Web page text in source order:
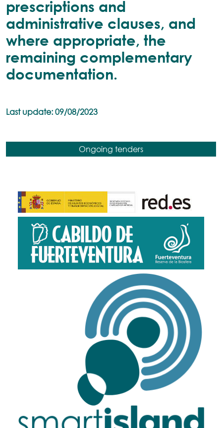
prescriptions and
administrative clauses, and
where appropriate, the
remaining complementary
documentation.
Last update: 09/08/2023
Ongoing tenders